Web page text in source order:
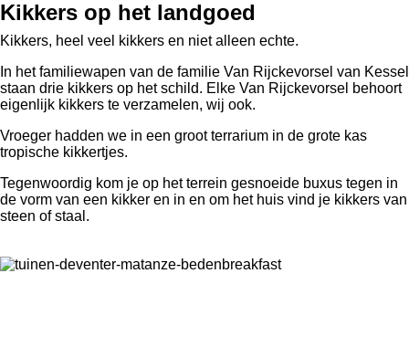
Kikkers op het landgoed
Kikkers, heel veel kikkers en niet alleen echte.
In het familiewapen van de familie Van Rijckevorsel van Kessel
staan drie kikkers op het schild. Elke Van Rijckevorsel behoort
eigenlijk kikkers te verzamelen, wij ook.
Vroeger hadden we in een groot terrarium in de grote kas
tropische kikkertjes.
Tegenwoordig kom je op het terrein gesnoeide buxus tegen in
de vorm van een kikker en in en om het huis vind je kikkers van
steen of staal.